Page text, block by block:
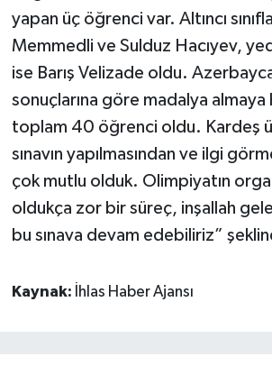
yapan üç öğrenci var. Altıncı
Memmedli ve Sulduz Hacıyev,
ise Barış Velizade oldu.
sonuçlarına göre madalya almaya
toplam 40 öğrenci oldu. Kardeş
sınavın yapılmasından ve ilgi
çok mutlu olduk. Olimpiyatın
oldukça zor bir süreç, inşallah
bu sınava devam edebiliriz”
Kaynak: İhlas Haber Ajansı